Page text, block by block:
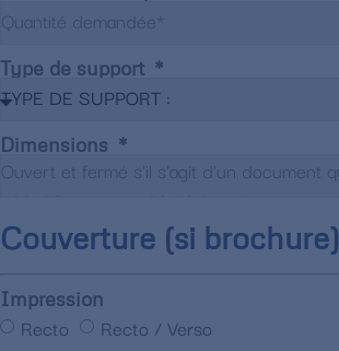
Type de support
Dimensions
Couverture (si brochure)
Impression
Recto Recto / Verso